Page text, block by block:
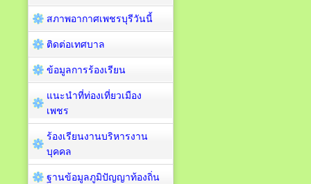
สภาพอากาศเพชรบุรีวันนี้
ติดต่อเทศบาล
ข้อมูลการร้องเรียน
แนะนำที่ท่องเที่ยวเมือง
เพชร
ร้องเรียนงานบริหารงาน
บุคคล
ฐานข้อมูลภูมิปัญญาท้องถิ่น